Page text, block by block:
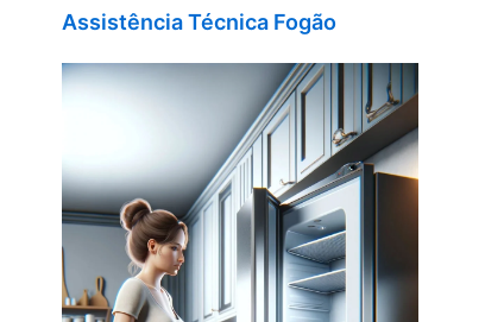
Assistência Técnica Fogão